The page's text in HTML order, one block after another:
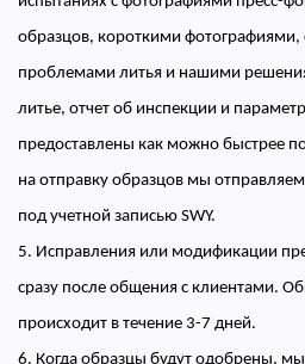
образцов, короткими фотографиями,
проблемами литья и нашими
литье, отчет об инспекции и
предоставлены как можно быстрее
на отправку образцов мы
под учетной записью SWY.
5. Исправления или модификации
сразу после общения с клиентами.
происходит в течение 3-7 дней.
6. Когда образцы будут одобрены,